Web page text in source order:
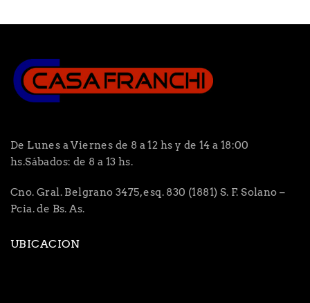
De Lunes a Viernes de 8 a 12 hs y de 14 a 18:00
hs.Sábados: de 8 a 13 hs.
Cno. Gral. Belgrano 3475, esq. 830 (1881) S. F. Solano –
Pcia. de Bs. As.
UBICACION